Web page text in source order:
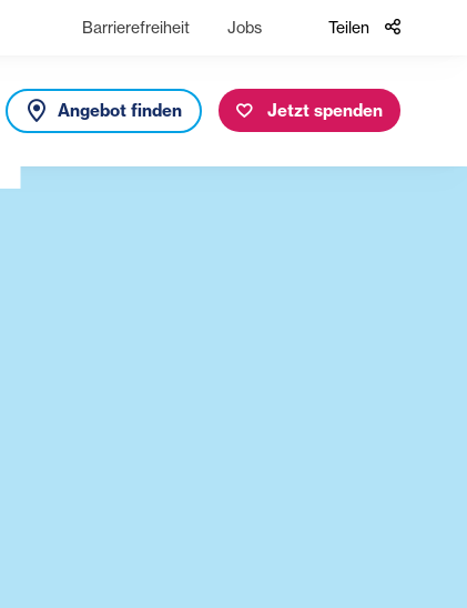
Barrierefreiheit Jobs Teilen
Angebot finden Jetzt spenden